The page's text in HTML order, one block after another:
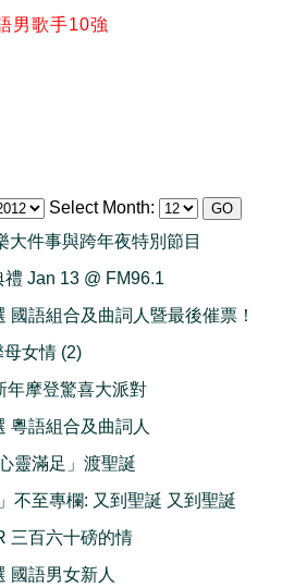
男歌手10強
Select Month:
大件事與跨年夜特別節目
Jan 13 @ FM96.1
國語組合及曲詞人暨最後催票！
女情 (2)
年摩登驚喜大派對
粵語組合及曲詞人
靈滿足」渡聖誕
不至專欄: 又到聖誕 又到聖誕
三百六十磅的情
國語男女新人